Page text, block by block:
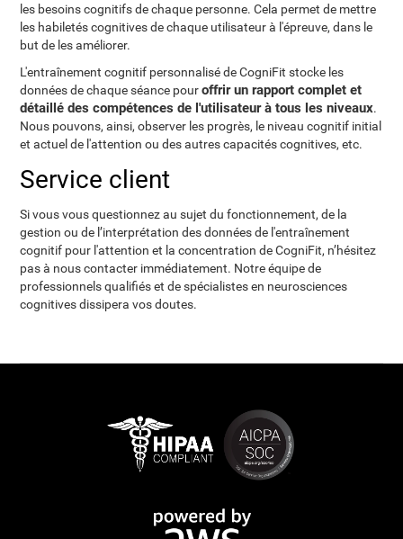
les besoins cognitifs de chaque personne. Cela permet de mettre
les habiletés cognitives de chaque utilisateur à l'épreuve, dans le
but de les améliorer.
L'entraînement cognitif personnalisé de CogniFit stocke les
données de chaque séance pouroffrir un rapport complet et
détaillé des compétences de l'utilisateur à tous les niveaux.
Nous pouvons, ainsi, observer les progrès, le niveau cognitif initial
et actuel de l'attention ou des autres capacités cognitives, etc.
Service client
Si vous vous questionnez au sujet du fonctionnement, de la
gestion ou de l’interprétation des données de l'entraînement
cognitif pour l'attention et la concentration de CogniFit, n’hésitez
pas à nous contacter immédiatement. Notre équipe de
professionnels qualifiés et de spécialistes en neurosciences
cognitives dissipera vos doutes.